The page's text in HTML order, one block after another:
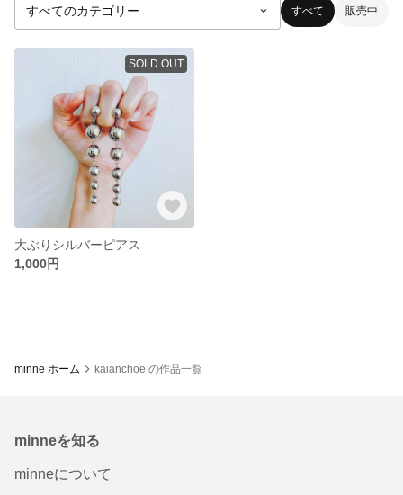
すべて 販売中
SOLD OUT
大ぶりシルバーピアス
1,000円
minne ホーム kaianchoe の作品一覧
minneを知る
minneについて